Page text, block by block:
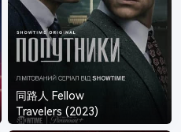
同路人 Fellow
Travelers (2023)